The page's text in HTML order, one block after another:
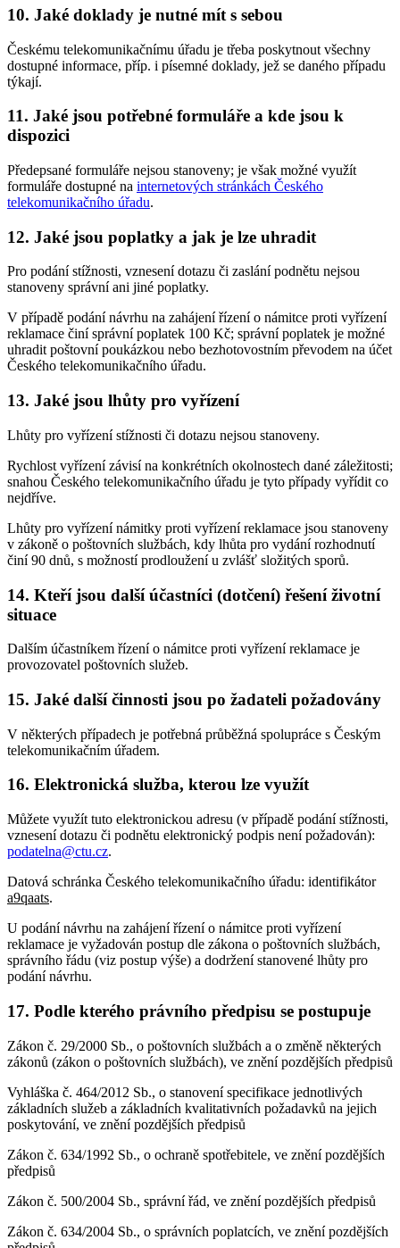
10. Jaké doklady je nutné mít s sebou
Českému telekomunikačnímu úřadu je třeba poskytnout všechny
dostupné informace, příp. i písemné doklady, jež se daného případu
týkají.
11. Jaké jsou potřebné formuláře a kde jsou k
dispozici
Předepsané formuláře nejsou stanoveny; je však možné využít
formuláře dostupné na internetových stránkách Českého
telekomunikačního úřadu.
12. Jaké jsou poplatky a jak je lze uhradit
Pro podání stížnosti, vznesení dotazu či zaslání podnětu nejsou
stanoveny správní ani jiné poplatky.
V případě podání návrhu na zahájení řízení o námitce proti vyřízení
reklamace činí správní poplatek 100 Kč; správní poplatek je možné
uhradit poštovní poukázkou nebo bezhotovostním převodem na účet
Českého telekomunikačního úřadu.
13. Jaké jsou lhůty pro vyřízení
Lhůty pro vyřízení stížnosti či dotazu nejsou stanoveny.
Rychlost vyřízení závisí na konkrétních okolnostech dané záležitosti;
snahou Českého telekomunikačního úřadu je tyto případy vyřídit co
nejdříve.
Lhůty pro vyřízení námitky proti vyřízení reklamace jsou stanoveny
v zákoně o poštovních službách, kdy lhůta pro vydání rozhodnutí
činí 90 dnů, s možností prodloužení u zvlášť složitých sporů.
14. Kteří jsou další účastníci (dotčení) řešení životní
situace
Dalším účastníkem řízení o námitce proti vyřízení reklamace je
provozovatel poštovních služeb.
15. Jaké další činnosti jsou po žadateli požadovány
V některých případech je potřebná průběžná spolupráce s Českým
telekomunikačním úřadem.
16. Elektronická služba, kterou lze využít
Můžete využít tuto elektronickou adresu (v případě podání stížnosti,
vznesení dotazu či podnětu elektronický podpis není požadován):
podatelna@ctu.cz.
Datová schránka Českého telekomunikačního úřadu: identifikátor
a9qaats.
U podání návrhu na zahájení řízení o námitce proti vyřízení
reklamace je vyžadován postup dle zákona o poštovních službách,
správního řádu (viz postup výše) a dodržení stanovené lhůty pro
podání návrhu.
17. Podle kterého právního předpisu se postupuje
Zákon č. 29/2000 Sb., o poštovních službách a o změně některých
zákonů (zákon o poštovních službách), ve znění pozdějších předpisů
Vyhláška č. 464/2012 Sb., o stanovení specifikace jednotlivých
základních služeb a základních kvalitativních požadavků na jejich
poskytování, ve znění pozdějších předpisů
Zákon č. 634/1992 Sb., o ochraně spotřebitele, ve znění pozdějších
předpisů
Zákon č. 500/2004 Sb., správní řád, ve znění pozdějších předpisů
Zákon č. 634/2004 Sb., o správních poplatcích, ve znění pozdějších